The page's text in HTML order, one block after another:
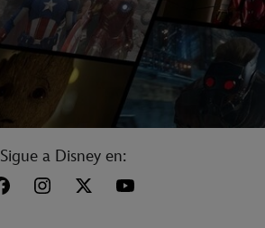
Sigue a Disney en: